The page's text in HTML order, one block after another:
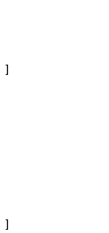
]
]